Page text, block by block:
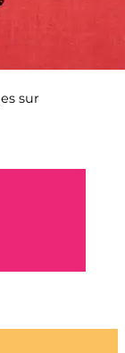
sur